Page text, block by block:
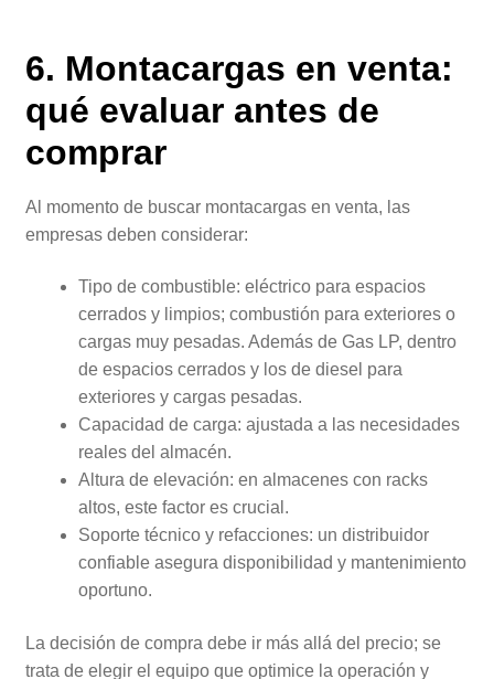
6. Montacargas en venta:
qué evaluar antes de
comprar
Al momento de buscar montacargas en venta, las
empresas deben considerar:
Tipo de combustible: eléctrico para espacios
cerrados y limpios; combustión para exteriores o
cargas muy pesadas. Además de Gas LP, dentro
de espacios cerrados y los de diesel para
exteriores y cargas pesadas.
Capacidad de carga: ajustada a las necesidades
reales del almacén.
Altura de elevación: en almacenes con racks
altos, este factor es crucial.
Soporte técnico y refacciones: un distribuidor
confiable asegura disponibilidad y mantenimiento
oportuno.
La decisión de compra debe ir más allá del precio; se
trata de elegir el equipo que optimice la operación y